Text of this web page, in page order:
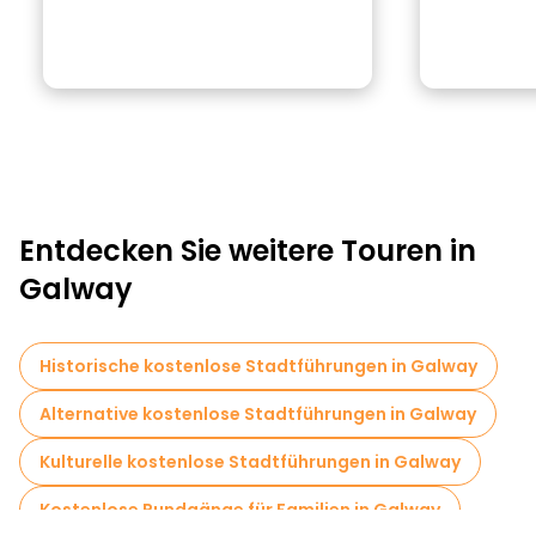
Entdecken Sie weitere Touren in
Galway
Historische kostenlose Stadtführungen in Galway
Alternative kostenlose Stadtführungen in Galway
Kulturelle kostenlose Stadtführungen in Galway
Kostenlose Rundgänge für Familien in Galway